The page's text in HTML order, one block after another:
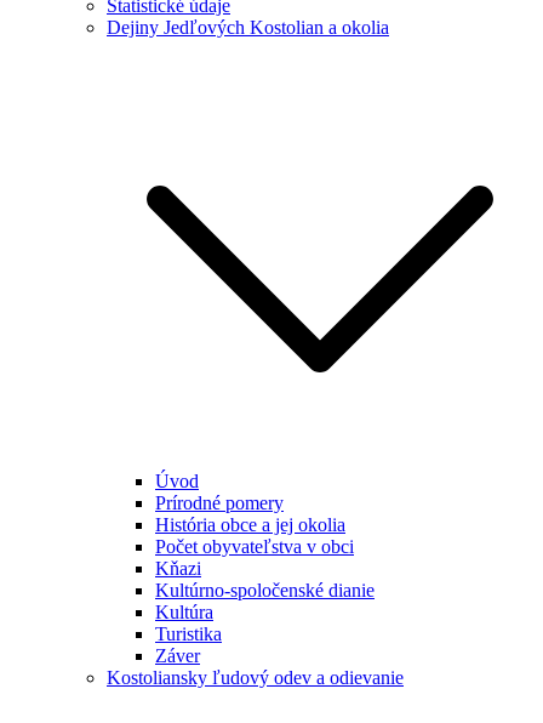
Štatistické údaje
Dejiny Jedľových Kostolian a okolia
Úvod
Prírodné pomery
História obce a jej okolia
Počet obyvateľstva v obci
Kňazi
Kultúrno-spoločenské dianie
Kultúra
Turistika
Záver
Kostoliansky ľudový odev a odievanie